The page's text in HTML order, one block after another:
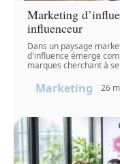
Marketing
influenceur
Dans un paysage
d'influence émerge
marques cherchant à
Marketing 26